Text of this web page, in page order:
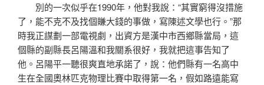
別的一次似乎在1990年，他對我說：“其實窮得沒措施
了，能不克不及找個賺大錢的事做，寫陳述文學也行。”那
時我正謀劃一部電視劇，出資方是漢中市西鄉縣當局，這
個縣的副縣長呂陽溫和我關系很好，我就把這事告知了
他。呂陽平一聽很爽直地承諾了，說：他們縣有一名高中
生在全國奧林匹克物理比賽中取得第一名，假如路遠能寫